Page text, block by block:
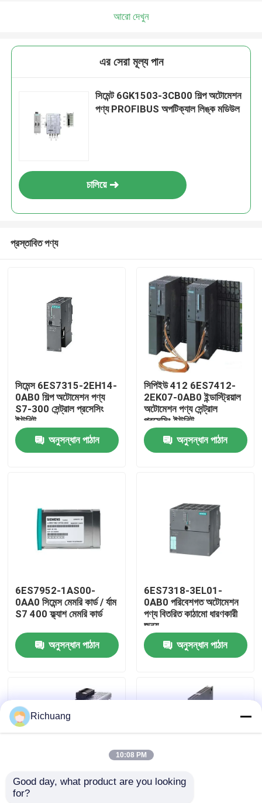
আমাদের সম্পর্কে
মান নিয়ন্ত্রণ
যোগাযোগ করুন
উদ্ধৃতির জন্য আবেদন
শিল্প অটোমেশন পণ্য
পিএলসি তারগুলি এবং সংযোজকগুলির
আরো দেখুন
এর সেরা মূল্য পান
সিমেন্ট 6GK1503-3CB00 শিল্প অটোমেশন
পণ্য PROFIBUS অপটিক্যাল লিঙ্ক মডিউল
চালিয়ে
প্রস্তাবিত পণ্য
সিমেন্স 6ES7315-2EH14-
0AB0 শিল্প অটোমেশন পণ্য
S7-300 সেন্ট্রাল প্রসেসিং
ইউনিট
অনুসন্ধান পাঠান
সিপিইউ 412 6ES7412-
2EK07-0AB0 ইন্ডাস্ট্রিয়াল
অটোমেশন পণ্য সেন্ট্রাল
প্রসেসিং ইউনিট
অনুসন্ধান পাঠান
6ES7952-1AS00-
0AA0 সিমেন্স মেমরি কার্ড / র্যাম
S7 400 ফ্ল্যাশ মেমরি কার্ড
অনুসন্ধান পাঠান
6ES7318-3EL01-
0AB0 পরিবেশগত অটোমেশন
পণ্য বিতরিত কাঠামো ধারণকারী
জন্য
অনুসন্ধান পাঠান
6GK1503-3CC00 সিমেন্স
Richuang
10:08 PM
Good day, what product are you looking
for?